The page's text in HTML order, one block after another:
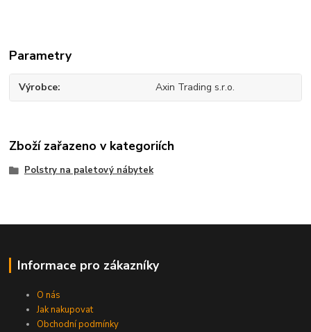
Parametry
Výrobce Axin Trading s.r.o.
Zboží zařazeno v kategoriích
Polstry na paletový nábytek
Informace pro zákazníky
O nás
Jak nakupovat
Obchodní podmínky